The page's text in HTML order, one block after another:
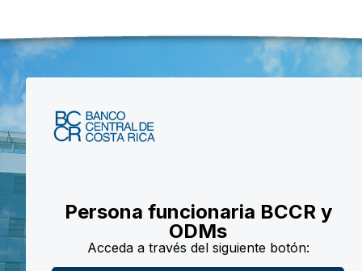
Persona funcionaria BCCR y
ODMs
Acceda a través del siguiente botón: